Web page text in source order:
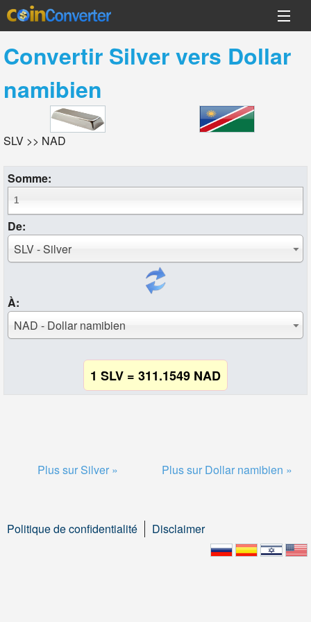
Convertir Silververs Dollar
namibien
SLV >> NAD
Somme:
De:
SLV - Silver
À:
NAD - Dollar namibien
1 SLV = 311.1549 NAD
Plus sur Silver » Plus sur Dollar namibien »
Politique de confidentialité Disclaimer